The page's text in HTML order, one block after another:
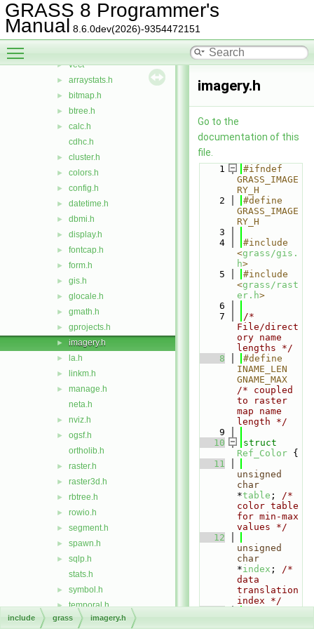
GRASS 8 Programmer's
Manual 8.6.0dev(2026)-9354472151
▼ include
▼ grass
► defs
► vect
► arraystats.h
► bitmap.h
► btree.h
►
calc.h
cdhc.h
► cluster.h
► colors.h
► config.h
► datetime.h
► dbmi.h
► display.h
► fontcap.h
► form.h
► gis.h
► glocale.h
► gmath.h
► gprojects.h
► imagery.h
► la.h
► linkm.h
►
manage.h
neta.h
► nviz.h
►
ogsf.h
ortholib.h
► raster.h
► raster3d.h
► rbtree.h
► rowio.h
► segment.h
► spawn.h
►
sqlp.h
stats.h
► symbol.h
► temporal.h
► vector.h
imagery.h
Go to the
documentation of this
file.
    1
#ifndef
GRASS_IMAGE
RY_H
    2
#define
GRASS_IMAGE
RY_H
    3
    4
#include
<grass/gis.
h>
    5
#include
<grass/rast
er.h>
    6
    7
/*
File/direct
ory name
lengths */
    8
#define
INAME_LEN
/* coupled
to raster
map name
length */
    9
   10
Ref_Color {
   11
unsigned
char
*table ; /*
color table
for min-max
values */
   12
unsigned
char
*index ; /*
data
translation
index */
include grass imagery.h